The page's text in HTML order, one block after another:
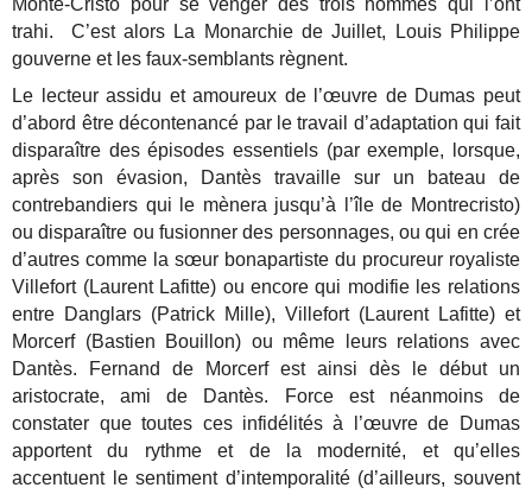
Monte-Cristo pour se venger des trois hommes qui l’ont
trahi. C’est alors La Monarchie de Juillet, Louis Philippe
gouverne et les faux-semblants règnent.
Le lecteur assidu et amoureux de l’œuvre de Dumas peut
d’abord être décontenancé par le travail d’adaptation qui fait
disparaître des épisodes essentiels (par exemple, lorsque,
après son évasion, Dantès travaille sur un bateau de
contrebandiers qui le mènera jusqu’à l’île de Montrecristo)
ou disparaître ou fusionner des personnages, ou qui en crée
d’autres comme la sœur bonapartiste du procureur royaliste
Villefort (Laurent Lafitte) ou encore qui modifie les relations
entre Danglars (Patrick Mille), Villefort (Laurent Lafitte) et
Morcerf (Bastien Bouillon) ou même leurs relations avec
Dantès. Fernand de Morcerf est ainsi dès le début un
aristocrate, ami de Dantès. Force est néanmoins de
constater que toutes ces infidélités à l’œuvre de Dumas
apportent du rythme et de la modernité, et qu’elles
accentuent le sentiment d’intemporalité (d’ailleurs, souvent